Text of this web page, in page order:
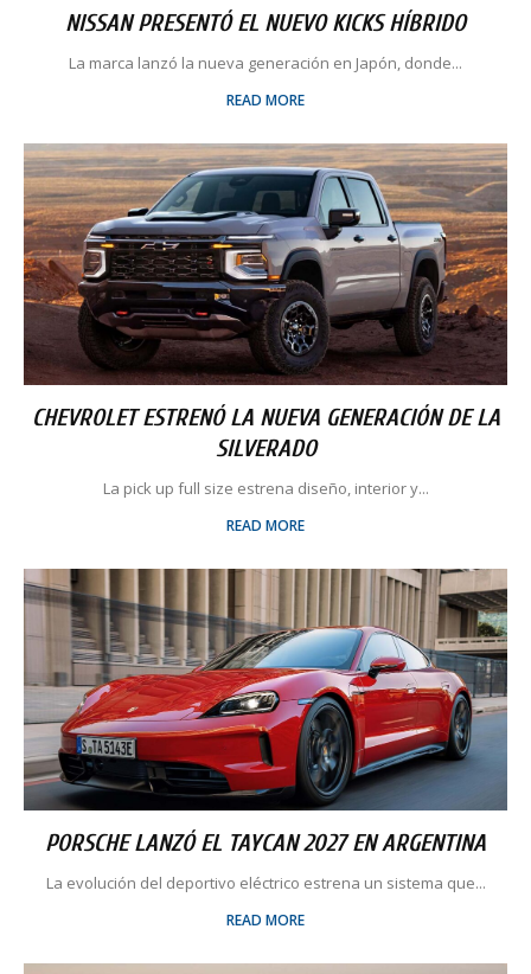
NISSAN PRESENTÓ EL NUEVO KICKS HÍBRIDO
La marca lanzó la nueva generación en Japón, donde...
READ MORE
CHEVROLET ESTRENÓ LA NUEVA GENERACIÓN DE LA
SILVERADO
La pick up full size estrena diseño, interior y...
READ MORE
PORSCHE LANZÓ EL TAYCAN 2027 EN ARGENTINA
La evolución del deportivo eléctrico estrena un sistema que...
READ MORE